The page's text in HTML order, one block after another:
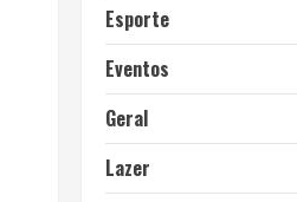
Esporte
Eventos
Geral
Lazer